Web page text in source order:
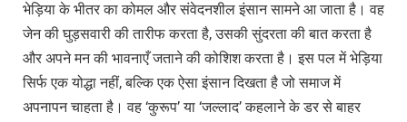
भेड़िया के भीतर का कोमल और संवेदनशील इंसान सामने आ जाता है। वह
जेन की घुड़सवारी की तारीफ करता है, उसकी सुंदरता की बात करता है
और अपने मन की भावनाएँ जताने की कोशिश करता है। इस पल में भेड़िया
सिर्फ एक योद्धा नहीं, बल्कि एक ऐसा इंसान दिखता है जो समाज में
अपनापन चाहता है। वह ‘कुरूप’ या ‘जल्लाद’ कहलाने के डर से बाहर